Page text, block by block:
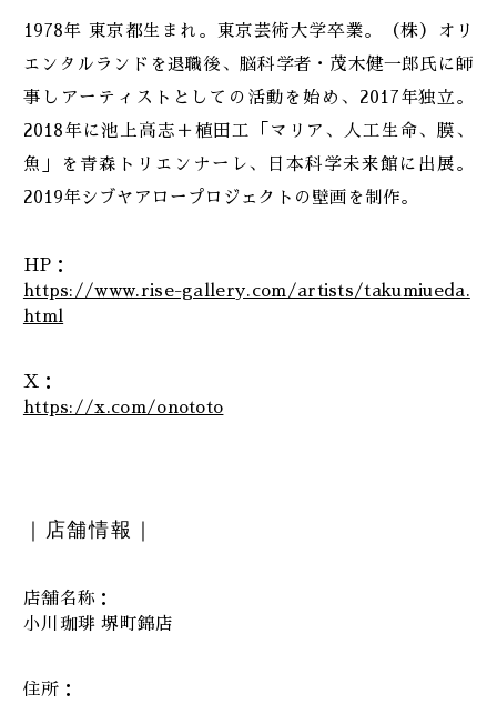
1978年 東京都生まれ。東京芸術大学卒業。（株）オリ
エンタルランドを退職後、脳科学者・茂木健一郎氏に師
事しアーティストとしての活動を始め、2017年独立。
2018年に池上高志＋植田工「マリア、人工生命、膜、
魚」を青森トリエンナーレ、日本科学未来館に出展。
2019年シブヤアロープロジェクトの壁画を制作。
HP：
https://www.rise-gallery.com/artists/takumiueda.
html
X：
https://x.com/onototo
｜店舗情報｜
店舗名称：
小川珈琲 堺町錦店
住所：